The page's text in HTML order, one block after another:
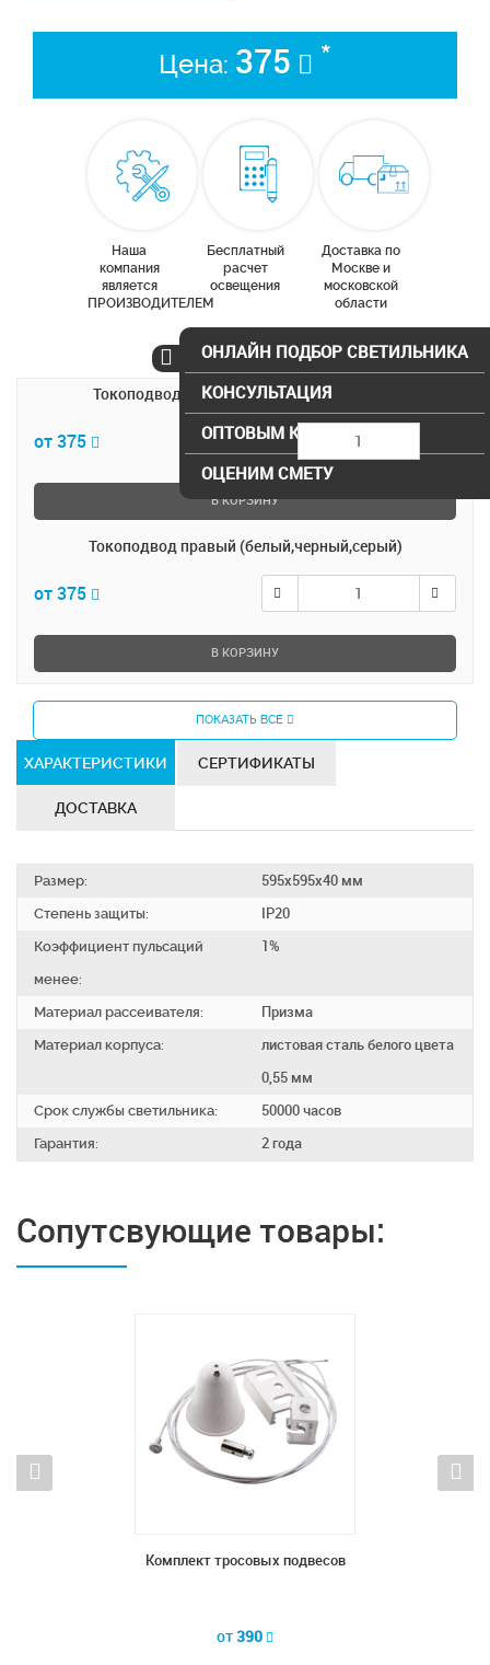
Цена: 375 *
Наша
компания
является
ПРОИЗВОДИТЕЛЕМ
Бесплатный
расчет
освещения
Доставка по
Москве и
московской
области
Токоподвод левый (белый,черный,серый)
от 375
В КОРЗИНУ
Токоподвод правый (белый,черный,серый)
от 375
В КОРЗИНУ
ПОКАЗАТЬ ВСЕ
ХАРАКТЕРИСТИКИ СЕРТИФИКАТЫ
ДОСТАВКА
Размер:
595х595х40 мм
Степень защиты:
IP20
Коэффициент пульсаций
менее:
1%
Материал рассеивателя:
Призма
Материал корпуса:
листовая сталь белого цвета
0,55 мм
Срок службы светильника:
50000 часов
Гарантия:
2 года
Сопутсвующие товары:
Комплект тросовых подвесов
от390
ОНЛАЙН ПОДБОР СВЕТИЛЬНИКА
КОНСУЛЬТАЦИЯ
ОПТОВЫМ КЛИЕНТАМ
ОЦЕНИМ СМЕТУ